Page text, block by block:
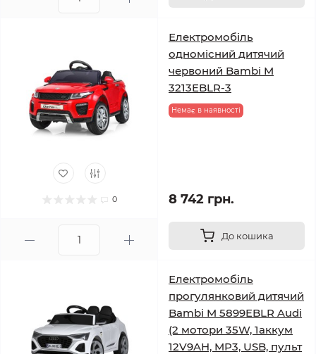
0
Електромобіль
одномісний дитячий
червоний Bambi M
3213EBLR-3
Немає в наявності
8 742 грн.
До кошика
Електромобіль
прогулянковий дитячий
Bambi M 5899EBLR Audi
(2 мотори 35W, 1аккум
12V9AH, MP3, USB, пульт